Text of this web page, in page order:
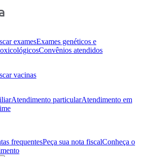
examesExames genéticos e
Convênios atendidos
vacinas
Atendimento particularAtendimento em
frequentesPeça sua nota fiscalConheça o